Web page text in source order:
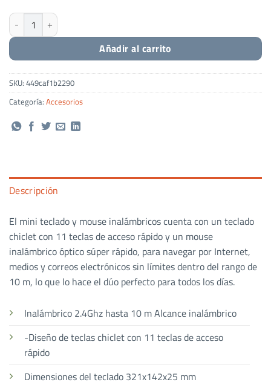
Mini teclado y ratón inalámbrico cantidad
Añadir al carrito
SKU: 449caf1b2290
Categoría: Accesorios
Descripción
El mini teclado y mouse inalámbricos cuenta con un teclado
chiclet con 11 teclas de acceso rápido y un mouse
inalámbrico óptico súper rápido, para navegar por Internet,
medios y correos electrónicos sin límites dentro del rango de
10 m, lo que lo hace el dúo perfecto para todos los días.
Inalámbrico 2.4Ghz hasta 10 m Alcance inalámbrico
-Diseño de teclas chiclet con 11 teclas de acceso
rápido
Dimensiones del teclado 321x142x25 mm